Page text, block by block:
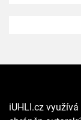
iUHLI.cz